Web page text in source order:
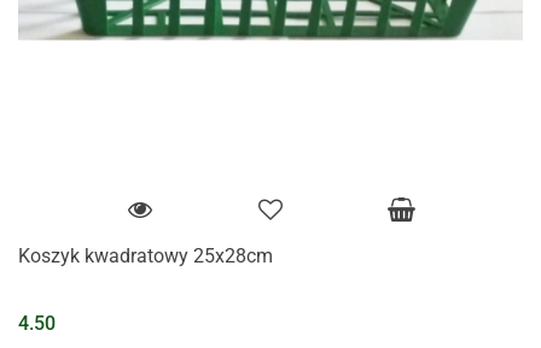
Koszyk kwadratowy 25x28cm
4.50